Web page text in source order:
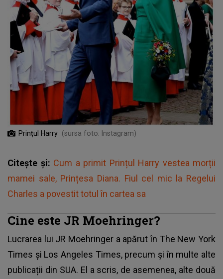
Prințul Harry (sursa foto: Instagram)
Citește și: Cum a primit Prințul Harry vestea morții
mamei sale, Prințesa Diana. Fiul cel mic la Regelui
Charles a povestit totul în cartea sa
Cine este JR Moehringer?
Lucrarea lui JR Moehringer a apărut în The New York
Times și Los Angeles Times, precum și în multe alte
publicații din SUA. El a scris, de asemenea, alte două